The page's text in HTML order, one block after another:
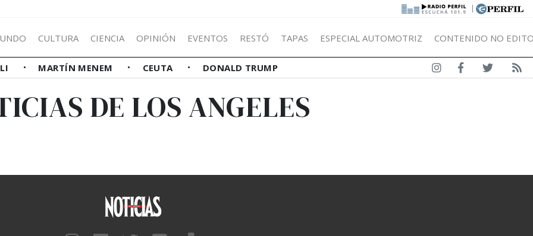
|
CULTURA CIENCIA OPINIÓN EVENTOS RESTÓ TAPAS ESPECIAL AUTOMOTRIZ CONTENIDO NO
MARTÍN MENEM CEUTA DONALD TRUMP
DE LOS ANGELES